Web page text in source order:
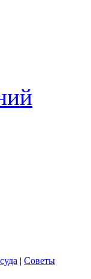
| Советы